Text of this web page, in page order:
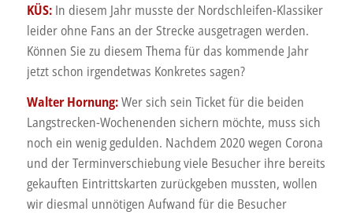
KÜS:In diesem Jahr musste der Nordschleifen-Klassiker
leider ohne Fans an der Strecke ausgetragen werden.
Können Sie zu diesem Thema für das kommende Jahr
jetzt schon irgendetwas Konkretes sagen?
Walter Hornung:Wer sich sein Ticket für die beiden
Langstrecken-Wochenenden sichern möchte, muss sich
noch ein wenig gedulden. Nachdem 2020 wegen Corona
und der Terminverschiebung viele Besucher ihre bereits
gekauften Eintrittskarten zurückgeben mussten, wollen
wir diesmal unnötigen Aufwand für die Besucher